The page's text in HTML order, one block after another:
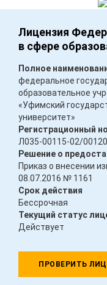
Лицензия
в сфере
Полное
федеральное
образовательное
«Уфимский
университет»
Регистрационный
Л035-00115-02/
Решение о
Приказ о внесении
08.07.2016 № 1161
Срок действия
Бессрочная
Текущий статус
Действует
ПРОВЕРИТЬ